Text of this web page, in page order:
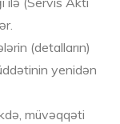
(detalların)
yenidən
müvəqqəti